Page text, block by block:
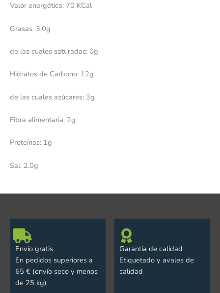
Valor energético: 70 KCal
Grasas: 3.0g
de las cuales saturadas: 0g
Hidratos de Carbono: 12g
de las cuales azúcares: 3g
Fibra alimentaria: 2g
Proteínas: 1g
Sal: 2.0g
Envío gratis
En pedidos superiores a
65 € (envío seco y menos
de 25 kg)
Garantía de calidad
Etiquetado y avales de
calidad